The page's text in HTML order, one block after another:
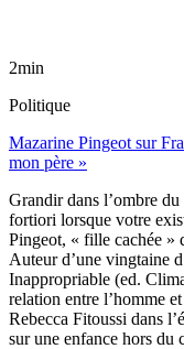
2min
Politique
Mazarine Pingeot sur
mon père »
Grandir dans l’ombre
fortiori lorsque votre
Pingeot, « fille cachée »
Auteur d’une vingtaine
Inappropriable (ed.
relation entre l’homme
Rebecca Fitoussi dans
sur une enfance hors du